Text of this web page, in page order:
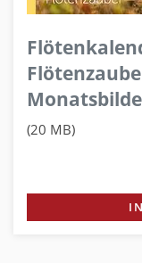
(20 MB)